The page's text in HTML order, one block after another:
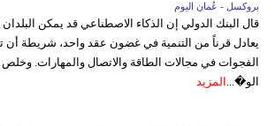
بروكسل - عُمان اليوم
قال البنك الدولي إن الذكاء الاصطناعي قد يمكن
يعادل قرناً من التنمية في غضون عقد واحد، شريطة
الفجوات في مجالات الطاقة والاتصال والمهارات. وخلص
الو�... المزيد